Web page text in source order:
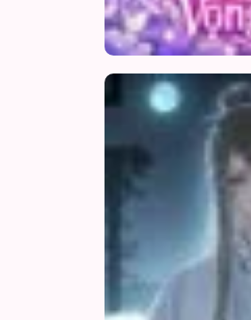
Chap 13
Chap 12
Chap 10
Chap 7